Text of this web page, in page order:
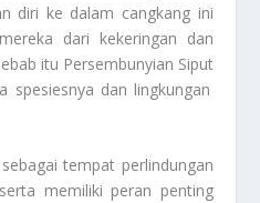
diri ke dalam cangkang ini
dari kekeringan dan
itu Persembunyian Siput
spesiesnya dan lingkungan
tempat perlindungan
memiliki peran penting